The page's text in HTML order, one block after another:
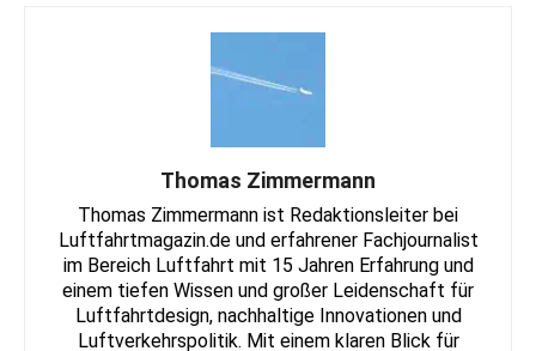
Thomas Zimmermann
Thomas Zimmermann ist Redaktionsleiter bei
Luftfahrtmagazin.de und erfahrener Fachjournalist
im Bereich Luftfahrt mit 15 Jahren Erfahrung und
einem tiefen Wissen und großer Leidenschaft für
Luftfahrtdesign, nachhaltige Innovationen und
Luftverkehrspolitik. Mit einem klaren Blick für